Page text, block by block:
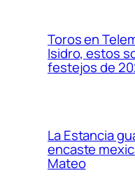
Toros en
Isidro, estos
festejos de
La Estancia
encaste
Mateo